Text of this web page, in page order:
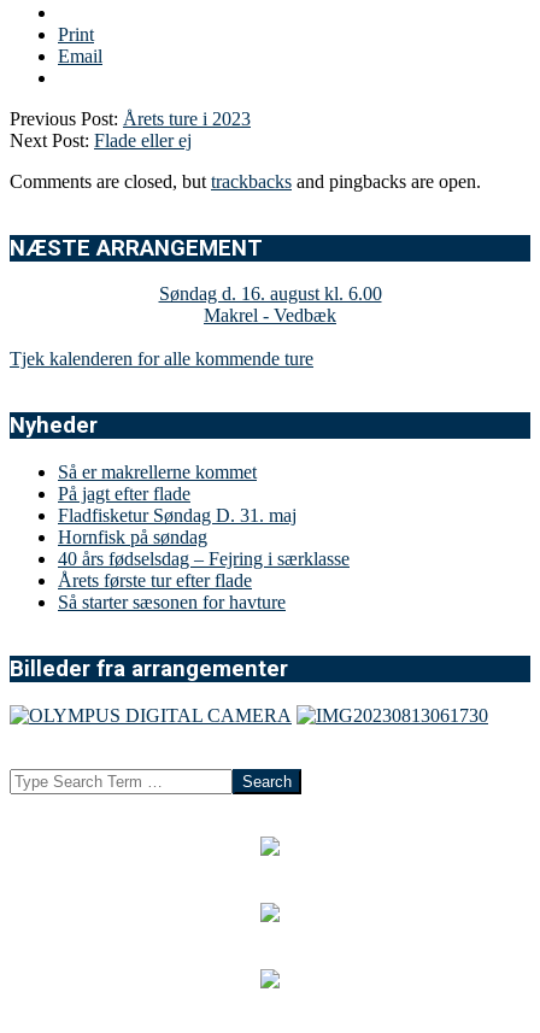
Print
Email
Previous Post: Årets ture i 2023
Next Post: Flade eller ej
Comments are closed, but trackbacks and pingbacks are open.
NÆSTE ARRANGEMENT
Søndag d. 16. august kl. 6.00
Makrel - Vedbæk
Tjek kalenderen for alle kommende ture
Nyheder
Så er makrellerne kommet
På jagt efter flade
Fladfisketur Søndag D. 31. maj
Hornfisk på søndag
40 års fødselsdag – Fejring i særklasse
Årets første tur efter flade
Så starter sæsonen for havture
Billeder fra arrangementer
Search